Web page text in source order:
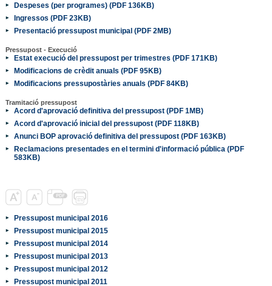
Despeses (per programes) (PDF 136KB)
Ingressos (PDF 23KB)
Presentació pressupost municipal (PDF 2MB)
Pressupost - Execució
Estat execució del pressupost per trimestres (PDF 171KB)
Modificacions de crèdit anuals (PDF 95KB)
Modificacions pressupostàries anuals (PDF 84KB)
Tramitació pressupost
Acord d'aprovació definitiva del pressupost (PDF 1MB)
Acord d'aprovació inicial del pressupost (PDF 118KB)
Anunci BOP aprovació definitiva del pressupost (PDF 163KB)
Reclamacions presentades en el termini d'informació pública (PDF
583KB)
Pressupost municipal 2016
Pressupost municipal 2015
Pressupost municipal 2014
Pressupost municipal 2013
Pressupost municipal 2012
Pressupost municipal 2011